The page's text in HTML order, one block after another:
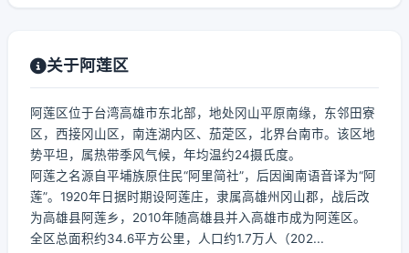
关于阿莲区
阿莲区位于台湾高雄市东北部，地处冈山平原南缘，东邻田寮
区，西接冈山区，南连湖内区、茄萣区，北界台南市。该区地
势平坦，属热带季风气候，年均温约24摄氏度。
阿莲之名源自平埔族原住民“阿里简社”，后因闽南语音译为“阿
莲”。1920年日据时期设阿莲庄，隶属高雄州冈山郡，战后改
为高雄县阿莲乡，2010年随高雄县并入高雄市成为阿莲区。
全区总面积约34.6平方公里，人口约1.7万人（202...